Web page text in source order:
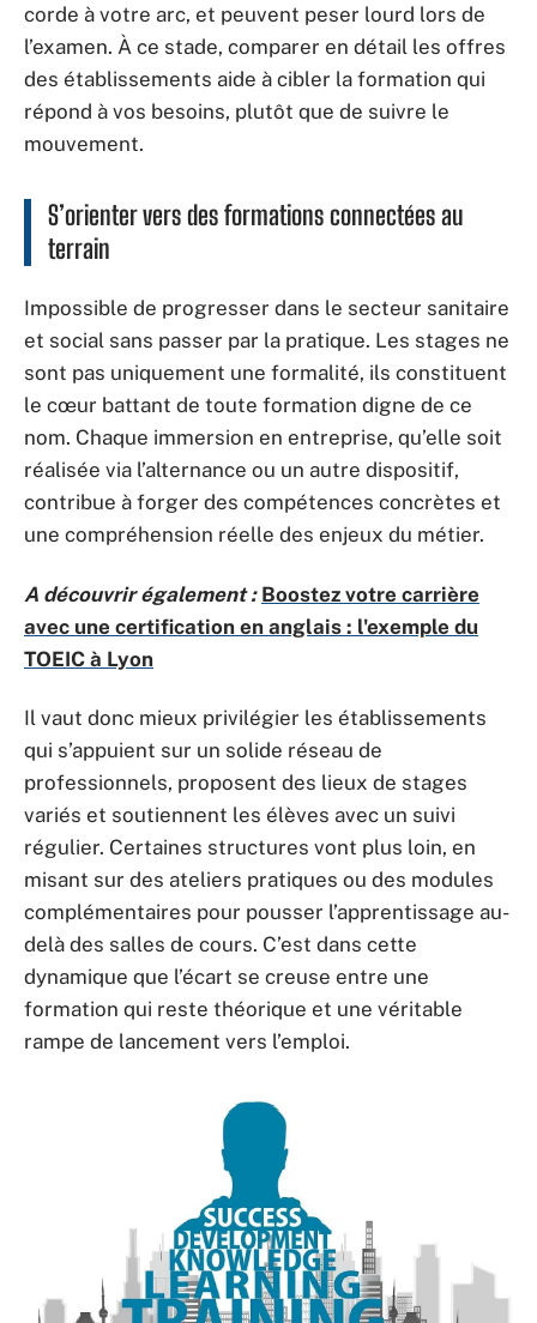
corde à votre arc, et peuvent peser lourd lors de
l’examen. À ce stade, comparer en détail les offres
des établissements aide à cibler la formation qui
répond à vos besoins, plutôt que de suivre le
mouvement.
S’orienter vers des formations connectées au
terrain
Impossible de progresser dans le secteur sanitaire
et social sans passer par la pratique. Les stages ne
sont pas uniquement une formalité, ils constituent
le cœur battant de toute formation digne de ce
nom. Chaque immersion en entreprise, qu’elle soit
réalisée via l’alternance ou un autre dispositif,
contribue à forger des compétences concrètes et
une compréhension réelle des enjeux du métier.
A découvrir également : Boostez votre carrière
avec une certification en anglais : l'exemple du
TOEIC à Lyon
Il vaut donc mieux privilégier les établissements
qui s’appuient sur un solide réseau de
professionnels, proposent des lieux de stages
variés et soutiennent les élèves avec un suivi
régulier. Certaines structures vont plus loin, en
misant sur des ateliers pratiques ou des modules
complémentaires pour pousser l’apprentissage au-
delà des salles de cours. C’est dans cette
dynamique que l’écart se creuse entre une
formation qui reste théorique et une véritable
rampe de lancement vers l’emploi.